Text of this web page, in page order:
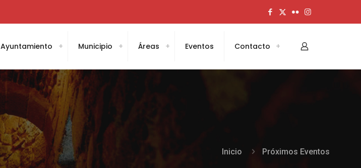
Ayuntamiento Municipio Áreas Eventos Contacto
Inicio Próximos Eventos